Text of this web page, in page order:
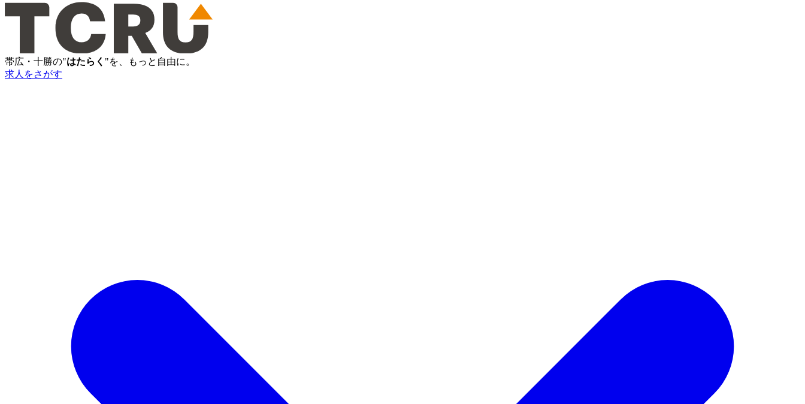
帯広・十勝の"はたらく "を、もっと自由に。
求人をさがす